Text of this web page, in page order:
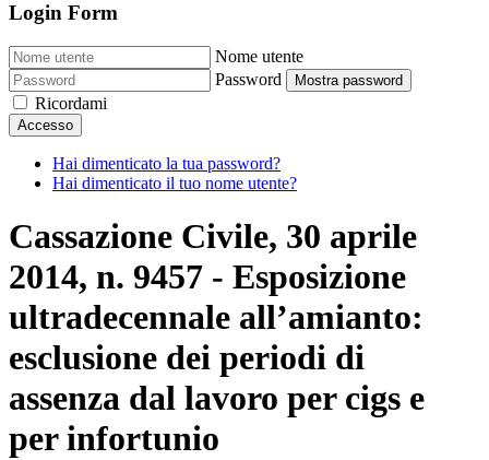
Login Form
Nome utente
Password
Mostra password
Ricordami
Accesso
Hai dimenticato la tua password?
Hai dimenticato il tuo nome utente?
Cassazione Civile, 30 aprile
2014, n. 9457 - Esposizione
ultradecennale all’amianto:
esclusione dei periodi di
assenza dal lavoro per cigs e
per infortunio